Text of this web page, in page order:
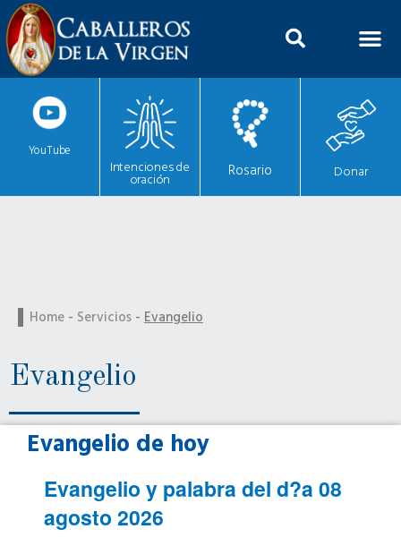
YouTube
Intenciones de
oración Rosario Donar
Home - Servicios - Evangelio
Evangelio
Evangelio de hoy
Evangelio y palabra del d?a 08
agosto 2026